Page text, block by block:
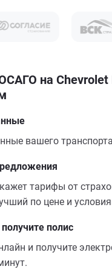
на Chevrolet
вашего
тарифы от
по цене и
полис
и получите